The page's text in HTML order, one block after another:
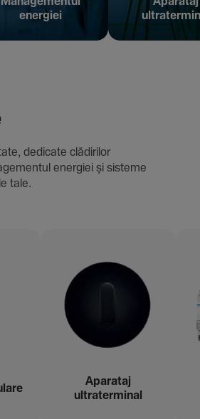
energiei
dedi­cate clădi­rilor
energiei și sisteme
tale.
Aparataj
ultraterminal